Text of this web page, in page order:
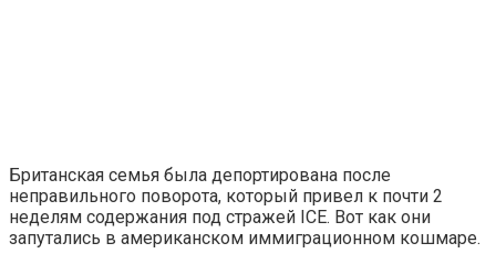
Британская семья была депортирована после
неправильного поворота, который привел к почти 2
неделям содержания под стражей ICE. Вот как они
запутались в американском иммиграционном кошмаре.